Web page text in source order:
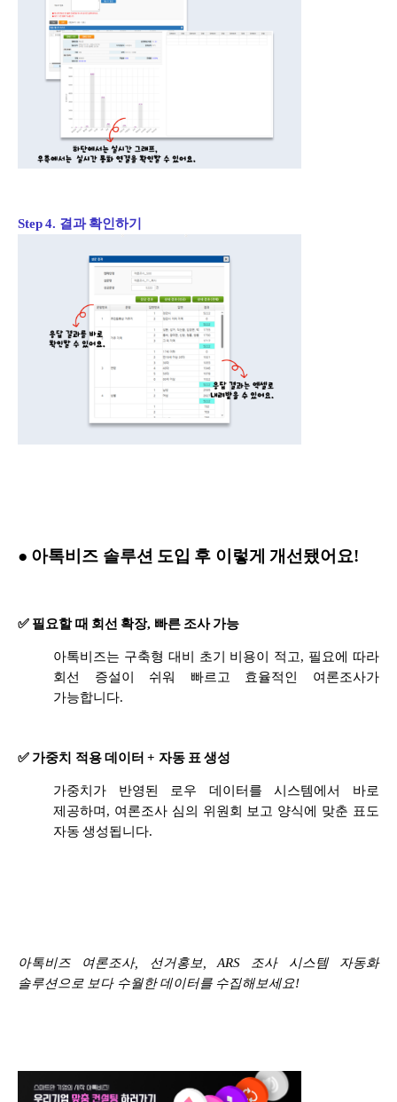
Step 4. 결과 확인하기
● 아톡비즈 솔루션 도입 후 이렇게 개선됐어요!
✅ 필요할 때 회선 확장, 빠른 조사 가능
아톡비즈는 구축형 대비 초기 비용이 적고, 필요에 따라
회선 증설이 쉬워 빠르고 효율적인 여론조사가
가능합니다.
✅ 가중치 적용 데이터 + 자동 표 생성
가중치가 반영된 로우 데이터를 시스템에서 바로
제공하며, 여론조사 심의 위원회 보고 양식에 맞춘 표도
자동 생성됩니다.
아톡비즈 여론조사, 선거홍보, ARS 조사 시스템 자동화
솔루션으로 보다 수월한 데이터를 수집해보세요!